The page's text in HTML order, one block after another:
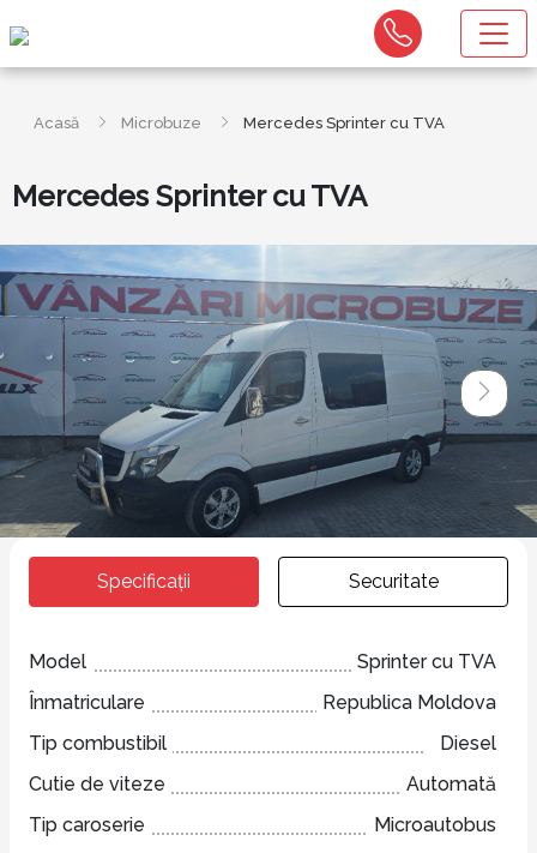
Acasă Microbuze Mercedes Sprinter cu TVA
Mercedes Sprinter cu TVA
Specificații Securitate
Model
Sprinter cu TVA
Înmatriculare
Republica Moldova
Tip combustibil
Diesel
Cutie de viteze
Automată
Tip caroserie
Microautobus